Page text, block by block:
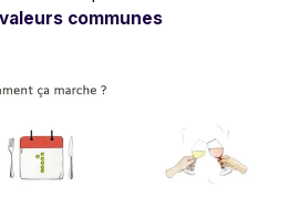
valeurs communes